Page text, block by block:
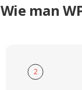
Wie man
2